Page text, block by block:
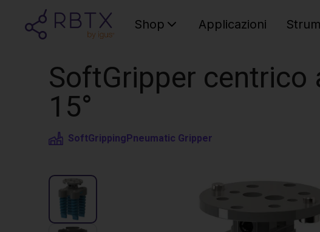
Shop Applicazioni
SoftGripper
15°
SoftGrippingPneumatic Gripper